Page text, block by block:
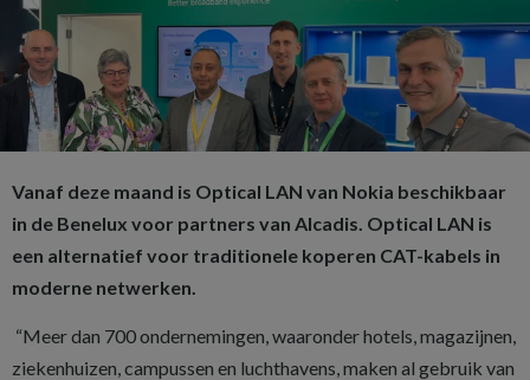
Vanaf deze maand is Optical LAN van Nokia beschikbaar
in de Benelux voor partners van Alcadis. Optical LAN is
een alternatief voor traditionele koperen CAT-kabels in
moderne netwerken.
“Meer dan 700 ondernemingen, waaronder hotels, magazijnen,
ziekenhuizen, campussen en luchthavens, maken al gebruik van